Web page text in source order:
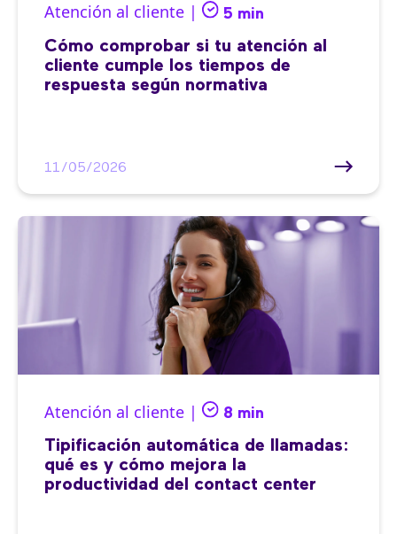
Atención al cliente | 5 min
Cómo comprobar si tu atención al
cliente cumple los tiempos de
respuesta según normativa
11/05/2026
Atención al cliente | 8 min
Tipificación automática de llamadas:
qué es y cómo mejora la
productividad del contact center